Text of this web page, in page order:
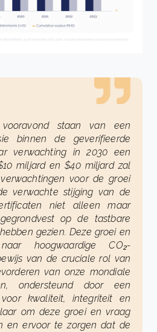
staan van een
binnen de geverifieerde
verwachting in 2030 een
miljard en $40 miljard zal
voor de groei
verwachte stijging van de
niet alleen maar
op de tastbare
gezien. Deze groei en
hoogwaardige CO₂-
van de cruciale rol van
van onze mondiale
ondersteund door een
kwaliteit, integriteit en
om deze groei en vraag
en ervoor te zorgen dat de